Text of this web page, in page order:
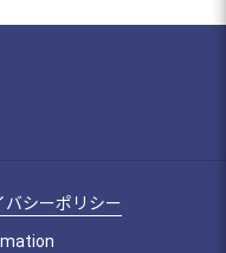
バシーポリシー